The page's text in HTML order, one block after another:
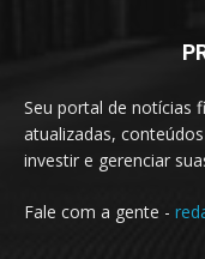
Seu portal de notícias
atualizadas,
investir e gerenciar
Fale com a gente -